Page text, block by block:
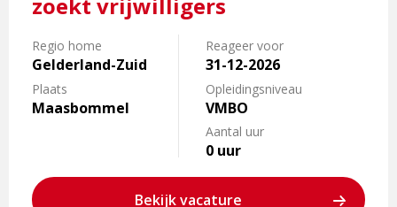
zoekt vrijwilligers
Regio home
Gelderland-Zuid
Plaats
Maasbommel
Reageer voor
31-12-2026
Opleidingsniveau
VMBO
Aantal uur
0 uur
Bekijk vacature
Brandweer
Maasbommel
zoekt
vrijwilligers